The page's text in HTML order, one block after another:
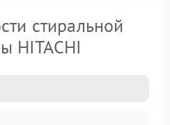
стиральной
HITACHI